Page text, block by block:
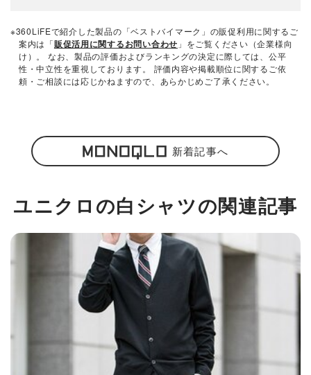
※360LiFEで紹介した製品の「ベストバイマーク」の販促利用に関するご
案内は「販促活用に関するお問い合わせ 」をご覧ください（企業様向
け）。 なお、製品の評価およびランキングの決定に際しては、公平
性・中立性を重視しております。 評価内容や掲載順位に関するご依
頼・ご相談には応じかねますので、あらかじめご了承ください。
新着記事へ
ユニクロの白シャツの関連記事